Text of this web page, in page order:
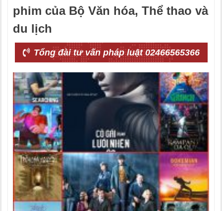
phim của Bộ Văn hóa, Thể thao và
du lịch
Tổng đài tư vấn pháp luật 02466565366